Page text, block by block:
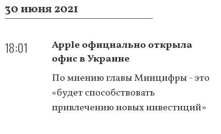
30 июня 2021
18:01
Apple официально открыла
офис в Украине
По мнению главы Минцифры - это
«будет способствовать
привлечению новых инвестиций»